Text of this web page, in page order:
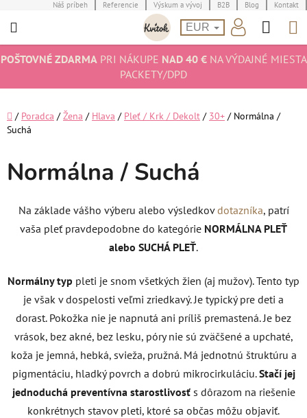
na
Náš príbeh Referencie Výskum a vývoj B2B Blog Kontakt
EUR
POŠTOVNÉ ZDARMAPRI NÁKUPE NAD 40 €NA VÝDAJNÉ MIESTA
PACKETY/DPD
Domov
/ Poradca / Žena / Hlava / Pleť / Krk / Dekolt / 30+ / Normálna /
Suchá
Normálna / Suchá
Na základe vášho výberu alebo výsledkov dotazníka, patrí
vaša pleť pravdepodobne do kategórie NORMÁLNA PLEŤ
alebo SUCHÁ PLEŤ.
Normálny typ pleti je snom všetkých žien (aj mužov). Tento typ
je však v dospelosti veľmi zriedkavý. Je typický pre deti a
dorast. Pokožka nie je napnutá ani príliš premastená. Je bez
vrások, bez akné, bez lesku, póry nie sú zväčšené a upchaté,
koža je jemná, hebká, svieža, pružná. Má jednotnú štruktúru a
pigmentáciu, hladký povrch a dobrú mikrocirkuláciu. Stačí jej
jednoduchá preventívna starostlivosť s dôrazom na riešenie
konkrétnych stavov pleti, ktoré sa občas môžu objaviť.